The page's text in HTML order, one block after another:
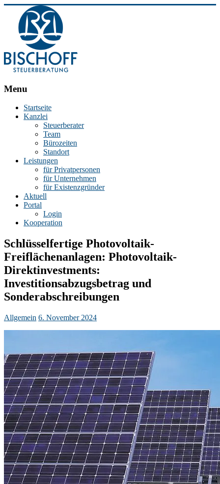
BISCHOFF
Stephan
Steuerberater
Essen
Menu
Startseite
Kanzlei
Steuerberater
Team
Bürozeiten
Standort
Leistungen
für Privatpersonen
für Unternehmen
für Existenzgründer
Aktuell
Portal
Login
Kooperation
Schlüsselfertige Photovoltaik-
Freiflächenanlagen: Photovoltaik-
Direktinvestments:
Investitionsabzugsbetrag und
Sonderabschreibungen
Allgemein 6. November 2024